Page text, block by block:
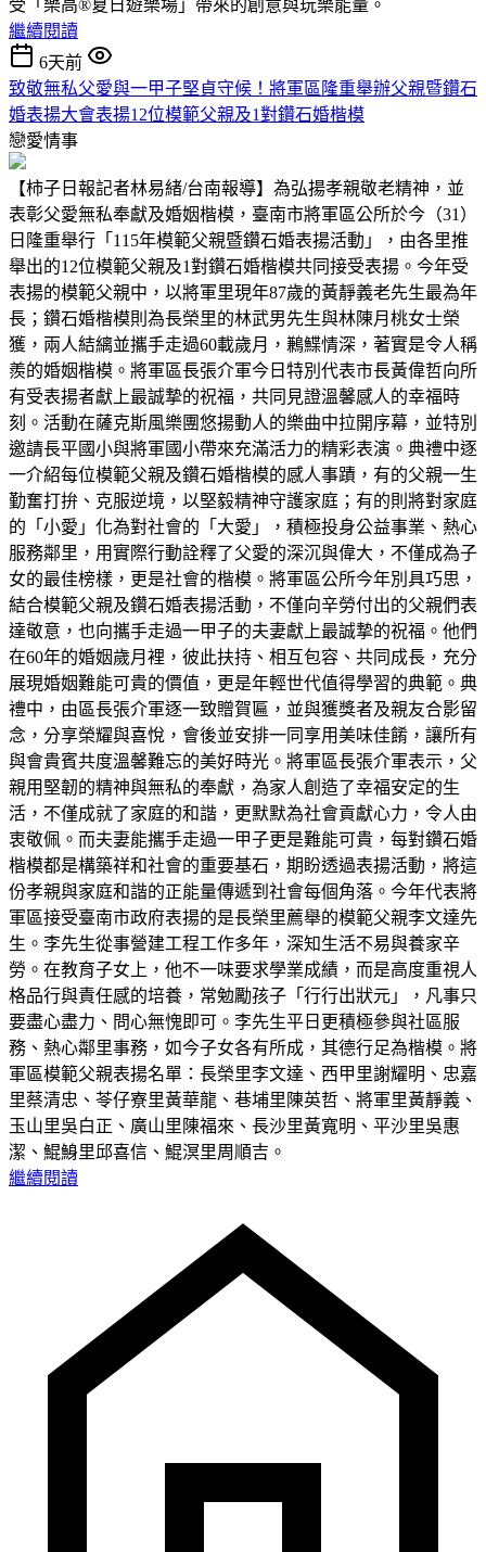
受「樂高®夏日遊樂場」帶來的創意與玩樂能量。
繼續閱讀
6天前
致敬無私父愛與一甲子堅貞守候！將軍區隆重舉辦父親暨鑽石
婚表揚大會表揚12位模範父親及1對鑽石婚楷模
戀愛情事
【柿子日報記者林易緒/台南報導】為弘揚孝親敬老精神，並
表彰父愛無私奉獻及婚姻楷模，臺南市將軍區公所於今（31）
日隆重舉行「115年模範父親暨鑽石婚表揚活動」，由各里推
舉出的12位模範父親及1對鑽石婚楷模共同接受表揚。今年受
表揚的模範父親中，以將軍里現年87歲的黃靜義老先生最為年
長；鑽石婚楷模則為長榮里的林武男先生與林陳月桃女士榮
獲，兩人結縭並攜手走過60載歲月，鶼鰈情深，著實是令人稱
羨的婚姻楷模。將軍區長張介軍今日特別代表市長黃偉哲向所
有受表揚者獻上最誠摯的祝福，共同見證溫馨感人的幸福時
刻。活動在薩克斯風樂團悠揚動人的樂曲中拉開序幕，並特別
邀請長平國小與將軍國小帶來充滿活力的精彩表演。典禮中逐
一介紹每位模範父親及鑽石婚楷模的感人事蹟，有的父親一生
勤奮打拚、克服逆境，以堅毅精神守護家庭；有的則將對家庭
的「小愛」化為對社會的「大愛」，積極投身公益事業、熱心
服務鄰里，用實際行動詮釋了父愛的深沉與偉大，不僅成為子
女的最佳榜樣，更是社會的楷模。將軍區公所今年別具巧思，
結合模範父親及鑽石婚表揚活動，不僅向辛勞付出的父親們表
達敬意，也向攜手走過一甲子的夫妻獻上最誠摯的祝福。他們
在60年的婚姻歲月裡，彼此扶持、相互包容、共同成長，充分
展現婚姻難能可貴的價值，更是年輕世代值得學習的典範。典
禮中，由區長張介軍逐一致贈賀匾，並與獲獎者及親友合影留
念，分享榮耀與喜悅，會後並安排一同享用美味佳餚，讓所有
與會貴賓共度溫馨難忘的美好時光。將軍區長張介軍表示，父
親用堅韌的精神與無私的奉獻，為家人創造了幸福安定的生
活，不僅成就了家庭的和諧，更默默為社會貢獻心力，令人由
衷敬佩。而夫妻能攜手走過一甲子更是難能可貴，每對鑽石婚
楷模都是構築祥和社會的重要基石，期盼透過表揚活動，將這
份孝親與家庭和諧的正能量傳遞到社會每個角落。今年代表將
軍區接受臺南市政府表揚的是長榮里薦舉的模範父親李文達先
生。李先生從事營建工程工作多年，深知生活不易與養家辛
勞。在教育子女上，他不一味要求學業成績，而是高度重視人
格品行與責任感的培養，常勉勵孩子「行行出狀元」，凡事只
要盡心盡力、問心無愧即可。李先生平日更積極參與社區服
務、熱心鄰里事務，如今子女各有所成，其德行足為楷模。將
軍區模範父親表揚名單：長榮里李文達、西甲里謝耀明、忠嘉
里蔡清忠、苓仔寮里黃華龍、巷埔里陳英哲、將軍里黃靜義、
玉山里吳白正、廣山里陳福來、長沙里黃寬明、平沙里吳惠
潔、鯤鯓里邱喜信、鯤溟里周順吉。
繼續閱讀